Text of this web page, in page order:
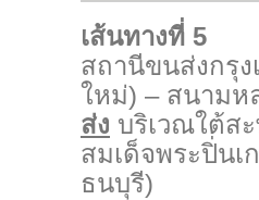
เส้นทางที่ 5
สถานีขนส่งกรุง
ใหม่) – สนามห
ส่ง บริเวณใต้ส
สมเด็จพระปิ่นเ
ธนบุรี)